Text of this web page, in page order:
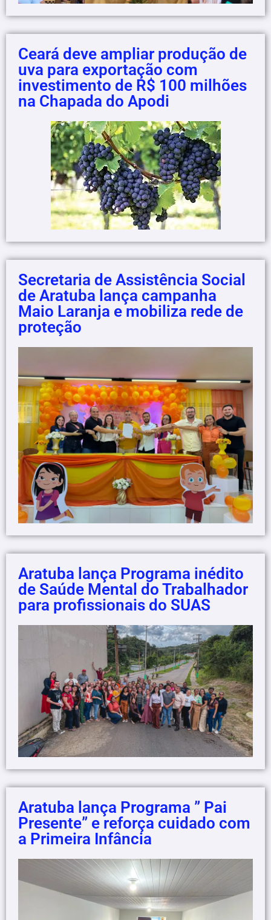
Ceará deve ampliar produção de
uva para exportação com
investimento de R$ 100 milhões
na Chapada do Apodi
Secretaria de Assistência Social
de Aratuba lança campanha
Maio Laranja e mobiliza rede de
proteção
Aratuba lança Programa inédito
de Saúde Mental do Trabalhador
para profissionais do SUAS
Aratuba lança Programa ” Pai
Presente” e reforça cuidado com
a Primeira Infância